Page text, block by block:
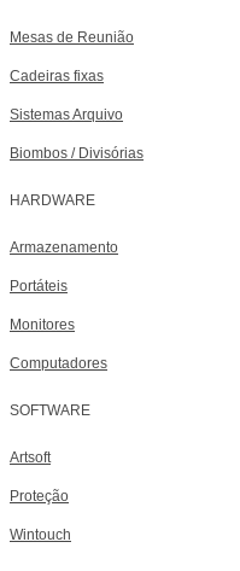
Mesas de Reunião
Cadeiras fixas
Sistemas Arquivo
Biombos / Divisórias
HARDWARE
Armazenamento
Portáteis
Monitores
Computadores
SOFTWARE
Artsoft
Proteção
Wintouch